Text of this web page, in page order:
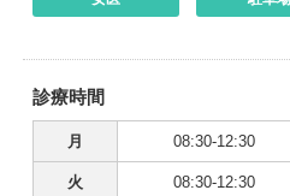
診療時間
月 08:30-12:30
火 08:30-12:30